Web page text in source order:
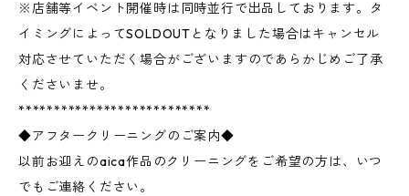
※店舗等イベント開催時は同時並行で出品しております。タ
イミングによってSOLDOUTとなりました場合はキャンセル
対応させていただく場合がございますのであらかじめご了承
くださいませ。
***************************
◆アフタークリーニングのご案内◆
以前お迎えのaica作品のクリーニングをご希望の方は、いつ
でもご連絡ください。